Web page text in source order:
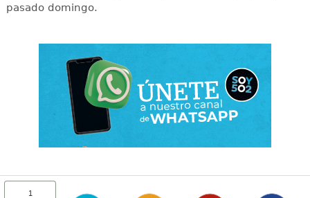
pasado domingo.
1